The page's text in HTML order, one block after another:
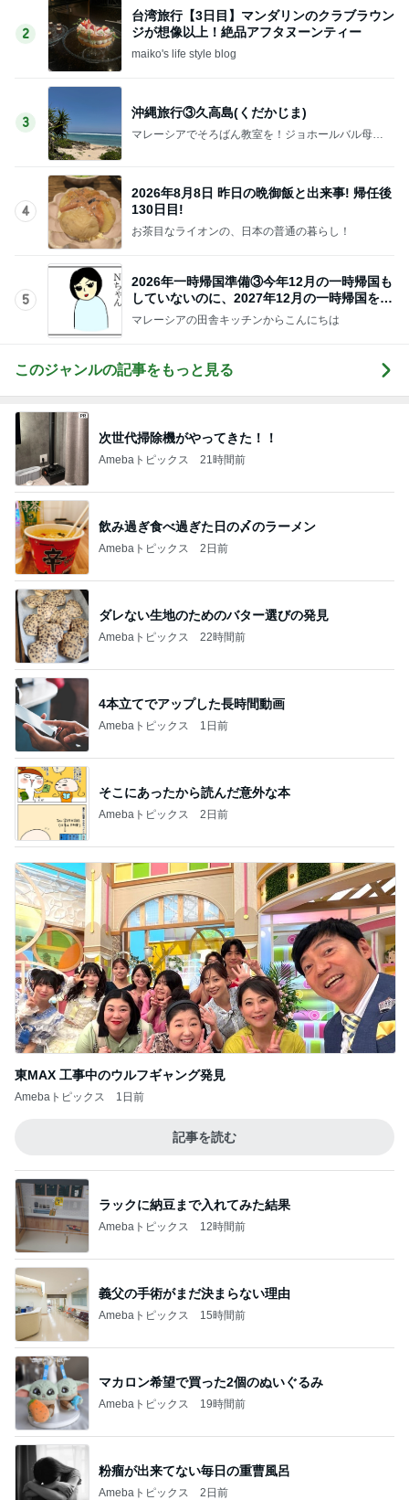
2
台湾旅行【3日目】マンダリンのクラブラウン
ジが想像以上！絶品アフタヌーンティー
maiko's life style blog
3
沖縄旅行③久高島(くだかじま)
マレーシアでそろばん教室を！ジョホールバル母子
4
2026年8月8日 昨日の晩御飯と出来事! 帰任後
130日目!
お茶目なライオンの、日本の普通の暮らし！
5
2026年一時帰国準備③今年12月の一時帰国も
していないのに、2027年12月の一時帰国を考
える
マレーシアの田舎キッチンからこんにちは
このジャンルの記事をもっと見る
次世代掃除機がやってきた！！
Amebaトピックス 21時間前
飲み過ぎ食べ過ぎた日の〆のラーメン
Amebaトピックス 2日前
ダレない生地のためのバター選びの発見
Amebaトピックス 22時間前
4本立てでアップした長時間動画
Amebaトピックス 1日前
そこにあったから読んだ意外な本
Amebaトピックス 2日前
東MAX 工事中のウルフギャング発見
Amebaトピックス 1日前
記事を読む
ラックに納豆まで入れてみた結果
Amebaトピックス 12時間前
義父の手術がまだ決まらない理由
Amebaトピックス 15時間前
マカロン希望で買った2個のぬいぐるみ
Amebaトピックス 19時間前
粉瘤が出来てない毎日の重曹風呂
Amebaトピックス 2日前